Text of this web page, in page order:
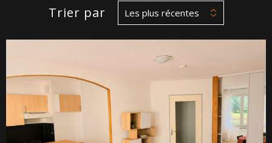
Trier par Les plus récentes